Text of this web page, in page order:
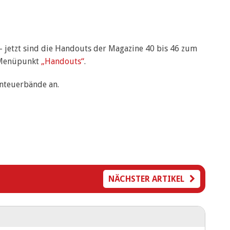
sind die Handouts der Magazine 40 bis 46 zum
„Handouts“.
an.
NÄCHSTER ARTIKEL